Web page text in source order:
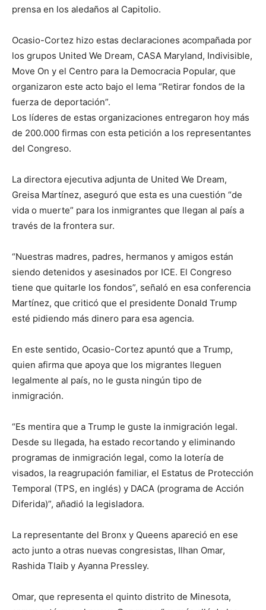
prensa en los aledaños al Capitolio.
Ocasio-Cortez hizo estas declaraciones acompañada por
los grupos United We Dream, CASA Maryland, Indivisible,
Move On y el Centro para la Democracia Popular, que
organizaron este acto bajo el lema “Retirar fondos de la
fuerza de deportación”.
Los líderes de estas organizaciones entregaron hoy más
de 200.000 firmas con esta petición a los representantes
del Congreso.
La directora ejecutiva adjunta de United We Dream,
Greisa Martínez, aseguró que esta es una cuestión “de
vida o muerte” para los inmigrantes que llegan al país a
través de la frontera sur.
“Nuestras madres, padres, hermanos y amigos están
siendo detenidos y asesinados por ICE. El Congreso
tiene que quitarle los fondos”, señaló en esa conferencia
Martínez, que criticó que el presidente Donald Trump
esté pidiendo más dinero para esa agencia.
En este sentido, Ocasio-Cortez apuntó que a Trump,
quien afirma que apoya que los migrantes lleguen
legalmente al país, no le gusta ningún tipo de
inmigración.
“Es mentira que a Trump le guste la inmigración legal.
Desde su llegada, ha estado recortando y eliminando
programas de inmigración legal, como la lotería de
visados, la reagrupación familiar, el Estatus de Protección
Temporal (TPS, en inglés) y DACA (programa de Acción
Diferida)”, añadió la legisladora.
La representante del Bronx y Queens apareció en ese
acto junto a otras nuevas congresistas, Ilhan Omar,
Rashida Tlaib y Ayanna Pressley.
Omar, que representa el quinto distrito de Minesota,